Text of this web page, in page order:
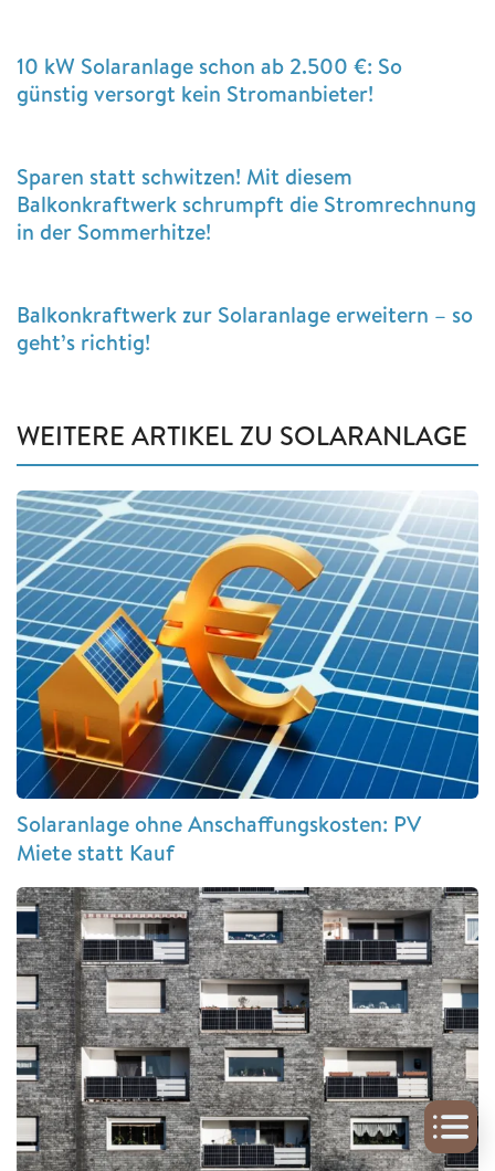
10 kW Solaranlage schon ab 2.500 €: So
günstig versorgt kein Stromanbieter!
Sparen statt schwitzen! Mit diesem
Balkonkraftwerk schrumpft die Stromrechnung
in der Sommerhitze!
Balkonkraftwerk zur Solaranlage erweitern – so
geht’s richtig!
WEITERE ARTIKEL ZU SOLARANLAGE
Solaranlage ohne Anschaffungskosten: PV
Miete statt Kauf